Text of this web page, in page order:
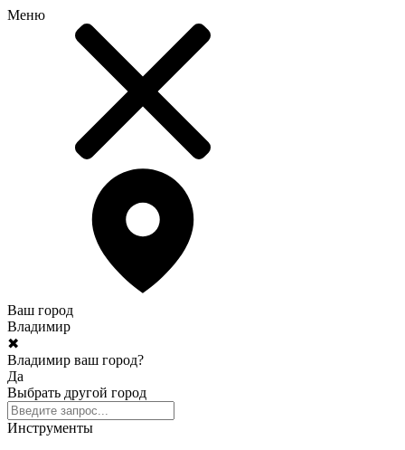
Меню
Ваш город
Владимир
✖
Владимир ваш город?
Да
Выбрать другой город
Инструменты